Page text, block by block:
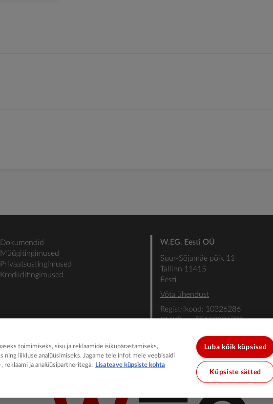
Dokumendid
Müügitingimused
Privaatsustingimused
Krediiditingimused
W.EG. Eesti OÜ
Suur-Sõjamäe põik 11
Tallinn 11415
Eesti
Võta ühendust
Registrikood: 10326286
KMKR nr: EE100336700
SWIFT: EEUHEE2X
toimimiseks, sisu ja reklaamide isikupärastamiseks,
ning liikluse analüüsimiseks. Jagame teie infot meie veebisaidi
reklaami ja analüüsipartneritega.
Lisateave küpsiste kohta
Luba kõik küpsised
Küpsiste sätted